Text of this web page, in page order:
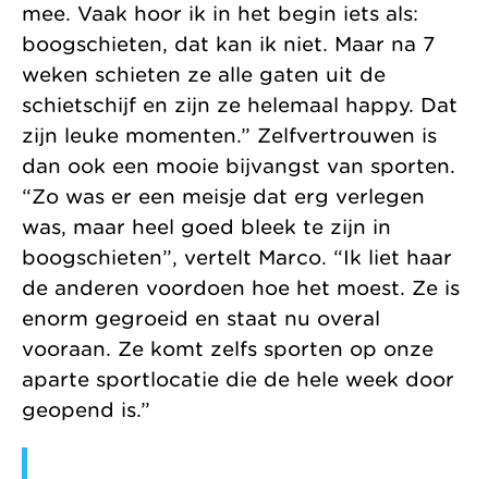
mee. Vaak hoor ik in het begin iets als:
boogschieten, dat kan ik niet. Maar na 7
weken schieten ze alle gaten uit de
schietschijf en zijn ze helemaal happy. Dat
zijn leuke momenten.” Zelfvertrouwen is
dan ook een mooie bijvangst van sporten.
“Zo was er een meisje dat erg verlegen
was, maar heel goed bleek te zijn in
boogschieten”, vertelt Marco. “Ik liet haar
de anderen voordoen hoe het moest. Ze is
enorm gegroeid en staat nu overal
vooraan. Ze komt zelfs sporten op onze
aparte sportlocatie die de hele week door
geopend is.”